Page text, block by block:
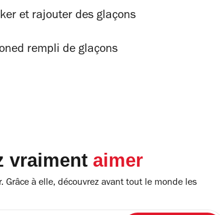
et rajouter des glaçons
rempli de glaçons
vraiment aimer
à elle, découvrez avant tout le monde les